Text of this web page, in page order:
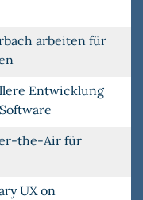
arbeiten für
Entwicklung
the-Air für
UX on